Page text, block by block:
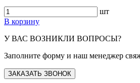
шт
В корзину
У ВАС ВОЗНИКЛИ ВОПРОСЫ?
Заполните форму и наш менеджер
ЗАКАЗАТЬ ЗВОНОК